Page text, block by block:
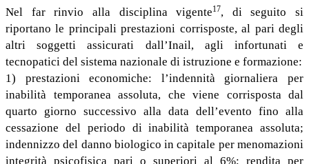
Nel far rinvio alla disciplina vigente17, di seguito si
riportano le principali prestazioni corrisposte, al pari degli
altri soggetti assicurati dall’Inail, agli infortunati e
tecnopatici del sistema nazionale di istruzione e formazione:
1) prestazioni economiche: l’indennità giornaliera per
inabilità temporanea assoluta, che viene corrisposta dal
quarto giorno successivo alla data dell’evento fino alla
cessazione del periodo di inabilità temporanea assoluta;
indennizzo del danno biologico in capitale per menomazioni
integrità psicofisica pari o superiori al 6%; rendita per